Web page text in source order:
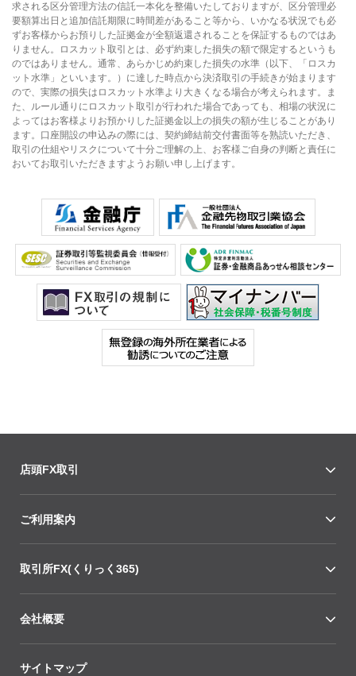
求される区分管理方法の信託一本化を整備いたしておりますが、区分管理必
要額算出日と追加信託期限に時間差があること等から、いかなる状況でも必
ずお客様からお預りした証拠金が全額返還されることを保証するものではあ
りません。ロスカット取引とは、必ず約束した損失の額で限定するというも
のではありません。通常、あらかじめ約束した損失の水準（以下、「ロスカ
ット水準」といいます。）に達した時点から決済取引の手続きが始まります
ので、実際の損失はロスカット水準より大きくなる場合が考えられます。ま
た、ルール通りにロスカット取引が行われた場合であっても、相場の状況に
よってはお客様よりお預かりした証拠金以上の損失の額が生じることがあり
ます。口座開設の申込みの際には、契約締結前交付書面等を熟読いただき、
取引の仕組やリスクについて十分ご理解の上、お客様ご自身の判断と責任に
おいてお取引いただきますようお願い申し上げます。
店頭FX取引
ご利用案内
取引所FX(くりっく365)
会社概要
サイトマップ